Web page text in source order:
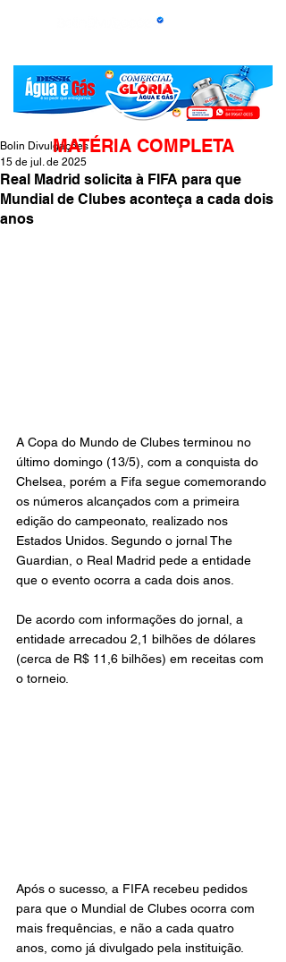
Real Madrid solicita à FIFA para que
Mundial de Clubes aconteça a cada dois
anos
Bolin Divulgações
15 de jul. de 2025
A Copa do Mundo de Clubes terminou no
último domingo (13/5), com a conquista do
Chelsea, porém a Fifa segue comemorando
os números alcançados com a primeira
edição do campeonato, realizado nos
Estados Unidos. Segundo o jornal The
Guardian, o Real Madrid pede a entidade
que o evento ocorra a cada dois anos.
De acordo com informações do jornal, a
entidade arrecadou 2,1 bilhões de dólares
(cerca de R$ 11,6 bilhões) em receitas com
o torneio.
Após o sucesso, a FIFA recebeu pedidos
para que o Mundial de Clubes ocorra com
mais frequências, e não a cada quatro
anos, como já divulgado pela instituição.
MATÉRIA COMPLETA